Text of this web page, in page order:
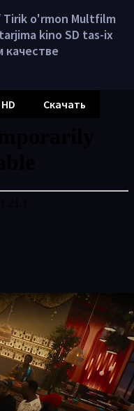
Tirik o'rmon Multfilm
kino SD tas-ix
Скачать